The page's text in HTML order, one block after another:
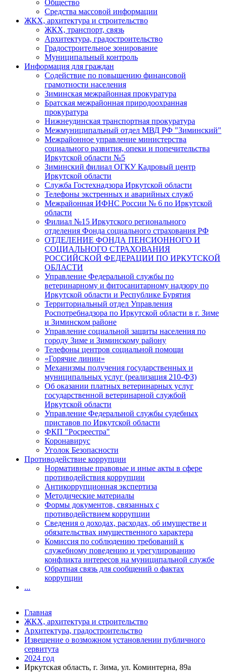
Общество
Средства массовой информации
ЖКХ, архитектура и строительство
ЖКХ, транспорт, связь
Архитектура, градостроительство
Градостроительное зонирование
Муниципальный контроль
Информация для граждан
Содействие по повышению финансовой
грамотности населения
Зиминская межрайонная прокуратура
Братская межрайонная природоохранная
прокуратура
Нижнеудинская транспортная прокуратура
Межмуниципальный отдел МВД РФ "Зиминский"
Межрайонное управление министерства
социального развития, опеки и попечительства
Иркутской области №5
Зиминский филиал ОГКУ Кадровый центр
Иркутской области
Служба Гостехнадзора Иркутской области
Телефоны экстренных и аварийных служб
Межрайонная ИФНС России № 6 по Иркутской
области
Филиал №15 Иркутского регионального
отделения Фонда социального страхования РФ
ОТДЕЛЕНИЕ ФОНДА ПЕНСИОННОГО И
СОЦИАЛЬНОГО СТРАХОВАНИЯ
РОССИЙСКОЙ ФЕДЕРАЦИИ ПО ИРКУТСКОЙ
ОБЛАСТИ
Управление Федеральной службы по
ветеринарному и фитосанитарному надзору по
Иркутской области и Республике Бурятия
Территориальный отдел Управления
Роспотребнадзора по Иркутской области в г. Зиме
и Зиминском районе
Управление социальной защиты населения по
городу Зиме и Зиминскому району
Телефоны центров социальной помощи
«Горячие линии»
Механизмы получения государственных и
муниципальных услуг (реализация 210-ФЗ)
Об оказании платных ветеринарных услуг
государственной ветеринарной службой
Иркутской области
Управление Федеральной службы судебных
приставов по Иркутской области
ФКП "Росреестра"
Коронавирус
Уголок Безопасности
Противодействие коррупции
Нормативные правовые и иные акты в сфере
противодействия коррупции
Антикоррупционная экспертиза
Методические материалы
Формы документов, связанных с
противодействием коррупции
Сведения о доходах, расходах, об имуществе и
обязательствах имущественного характера
Комиссия по соблюдению требований к
служебному поведению и урегулированию
конфликта интересов на муниципальной службе
Обратная связь для сообщений о фактах
коррупции
...
Главная
ЖКХ, архитектура и строительство
Архитектура, градостроительство
Извещение о возможном установлении публичного
сервитута
2024 год
Иркутская область, г. Зима, ул. Коминтерна, 89а